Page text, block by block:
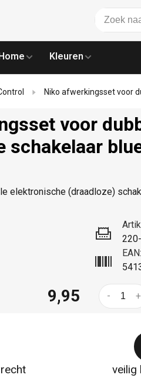
Kleuren
Niko afwerkingsset voor
voor
schakelaar
elektronische (draadloze)
EAN:
9,95 +
-
veilig